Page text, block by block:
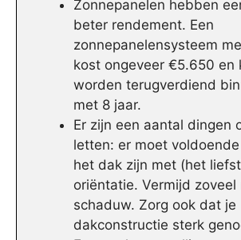
Zonnepanelen hebben
beter rendement. Een
zonnepanelensysteem
kost ongeveer €5.650 en
worden terugverdiend
met 8 jaar.
Er zijn een aantal dingen
letten: er moet
het dak zijn met (het
oriëntatie. Vermijd zoveel
schaduw. Zorg ook dat je
dakconstructie sterk